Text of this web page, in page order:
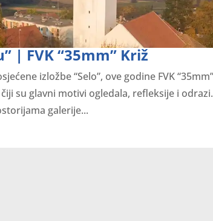
| FVK “35mm” Križ
izložbe “Selo”, ove godine FVK
su glavni motivi ogledala, refleksije i
galerije...